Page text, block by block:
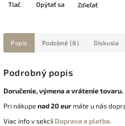
Tlač Opýtať sa Zdieľať
Popis Podobné (8) Diskusia
Podrobný popis
Doručenie, výmena a vrátenie tovaru.
Pri nákupe nad 20 eur máte u nás
Viac info v sekcii Doprava a platba.